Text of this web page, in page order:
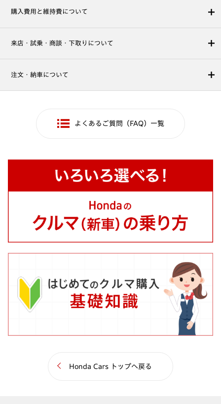
購入費用と維持費について
来店・試乗・商談・下取りについて
注文・納車について
よくあるご質問（FAQ）一覧
Honda Cars トップへ戻る